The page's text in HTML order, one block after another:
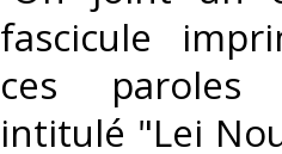
fascicule
ces
intitulé "Lei